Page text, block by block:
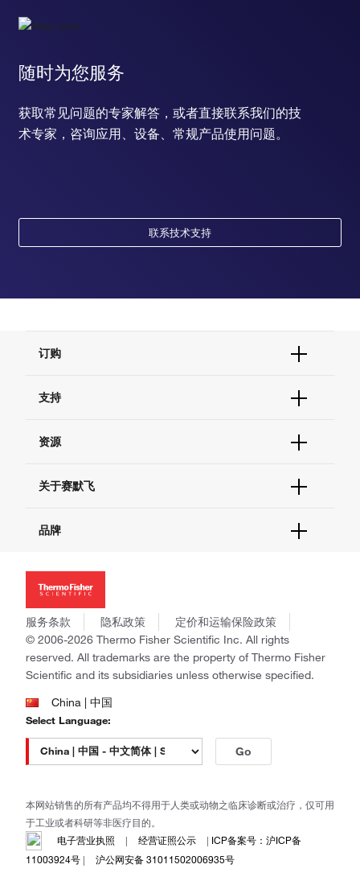
随时为您服务
获取常见问题的专家解答，或者直接联系我们的技
术专家，咨询应用、设备、常规产品使用问题。
联系技术支持
订购
订单支持
现货供应中心
支持
联系我们 - 400 820 8982
查找文件&证书
资源
促销
社交媒体
关于赛默飞
招聘
新闻
社会责任
商标
政策和通知
品牌
Applied Biosystems
Invitrogen
Gibco
Ion Torrent
Unity Lab Services
Patheon
PPD
服务条款 隐私政策
定价和运输保险政策
© 2006-2026 Thermo Fisher Scientific Inc. All rights
reserved. All trademarks are the property of Thermo Fisher
Scientific and its subsidiaries unless otherwise specified.
China | 中国
Select Language:
Go
本网站销售的所有产品均不得用于人类或动物之临床诊断或治疗，仅可用
于工业或者科研等非医疗目的。
电子营业执照
| 经营证照公示 | ICP备案号：沪ICP备
11003924号 | 沪公网安备 31011502006935号